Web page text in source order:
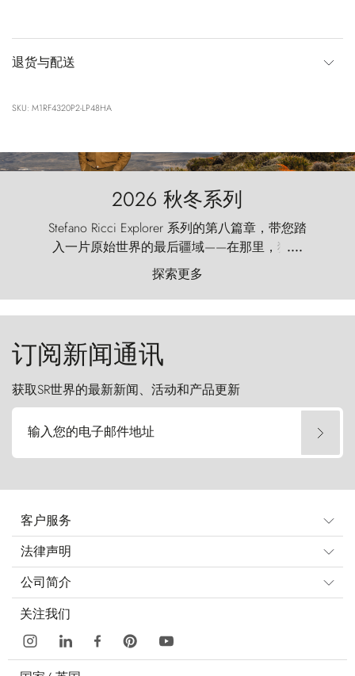
退货与配送
SKU: M1RF4320P2-LP48HA
2026 秋冬系列
Stefano Ricci Explorer 系列的第八篇章，带您踏
入一片原始世界的最后疆域——在那里，狂风
以远古的怒号雕琢着自然，而百内塔（Torres
del Paine）则宛如石砌的哨兵，傲然向苍穹发
起挑战。
....
探索更多
订阅新闻通讯
获取SR世界的最新新闻、活动和产品更新
输入您的电子邮件地址
客户服务
法律声明
公司简介
关注我们